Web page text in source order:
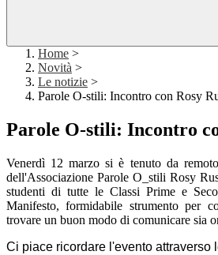
Home >
Novità >
Le notizie >
Parole O-stili: Incontro con Rosy
Parole O-stili: Incontro
Venerdì 12 marzo si è tenuto da
dell'Associazione Parole O_stili Rosy
studenti di tutte le Classi Prime e
Manifesto, formidabile strumento per
trovare un buon modo di comunicare sia
Ci piace ricordare l'evento attraverso